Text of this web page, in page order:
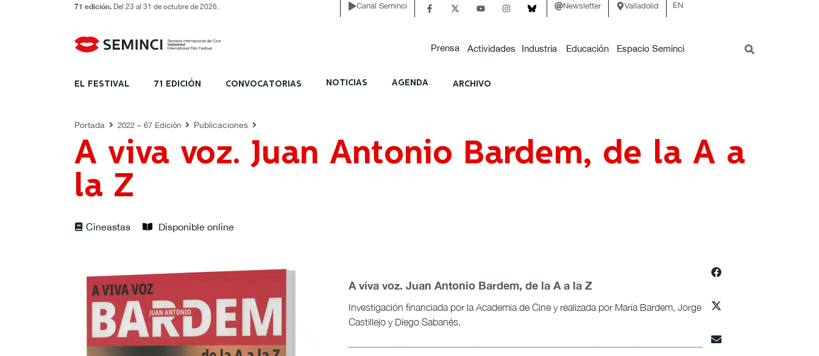
71 edición. Del 23 al 31 de octubre de 2026. Canal Seminci Newsletter Valladolid EN
Prensa Actividades Industria Educación Espacio Seminci
EL FESTIVAL 71 EDICIÓN CONVOCATORIAS NOTICIAS AGENDA ARCHIVO
Portada 2022 – 67 Edición Publicaciones
A viva voz. Juan Antonio Bardem, de la A a
la Z
Cineastas Disponible online
PUBLICACIONES
A viva voz. Juan Antonio Bardem, de la A a la Z
Investigación financiada por la Academia de Cine y realizada por María Bardem, Jorge
Castillejo y Diego Sabanés.